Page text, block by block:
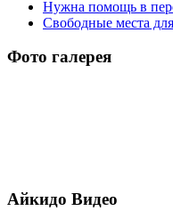
Нужна помощь в
Свободные места
Фото галерея
Айкидо Видео